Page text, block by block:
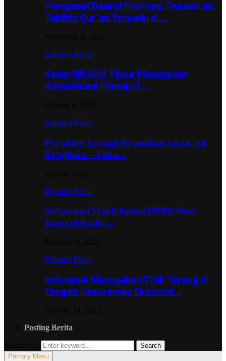
Mengenal Daarul Mumtaz, Pesantren
Tahfidz Qur’an Terpadu di…
Editor's Picks
Kader NU OKU Timur Mantapkan
Konsolidasi Menuju 1…
Editor's Picks
Presiden Jokowi Resmikan Jalan Tol
Bengkulu – Taba…
Editor's Picks
Ketua dan Wakil Ketua DPRD Prov
Sumsel Hadiri…
Editor's Picks
Indonesia Merupakan Titik Terang di
Tengah Kesuraman Ekonomi…
Posting Berita
Search
Primary Menu